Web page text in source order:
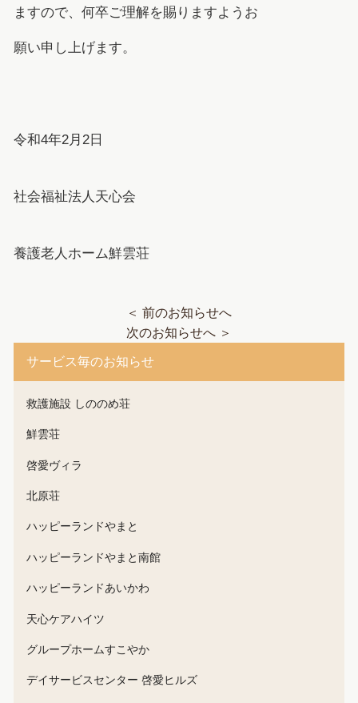
ますので、何卒ご理解を賜りますようお
願い申し上げます。
令和4年2月2日
社会福祉法人天心会
養護老人ホーム鮮雲荘
＜ 前のお知らせへ
次のお知らせへ ＞
サービス毎のお知らせ
救護施設 しののめ荘
鮮雲荘
啓愛ヴィラ
北原荘
ハッピーランドやまと
ハッピーランドやまと南館
ハッピーランドあいかわ
天心ケアハイツ
グループホームすこやか
デイサービスセンター 啓愛ヒルズ